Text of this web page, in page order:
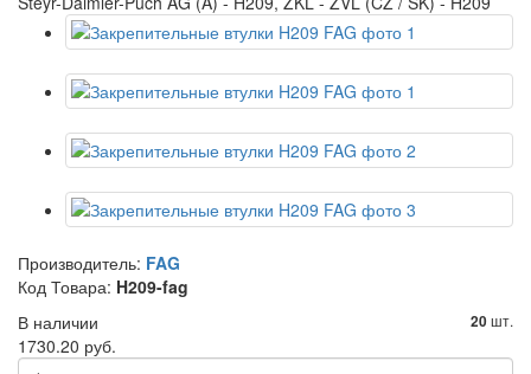
Производитель: FAG
Код Товара: H209-fag
В наличии
20шт.
1730.20 руб.